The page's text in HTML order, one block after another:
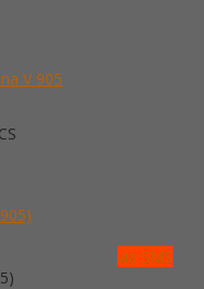
V 905
via SMS